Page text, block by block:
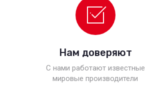
Нам доверяют
С нами работают известные
мировые производители